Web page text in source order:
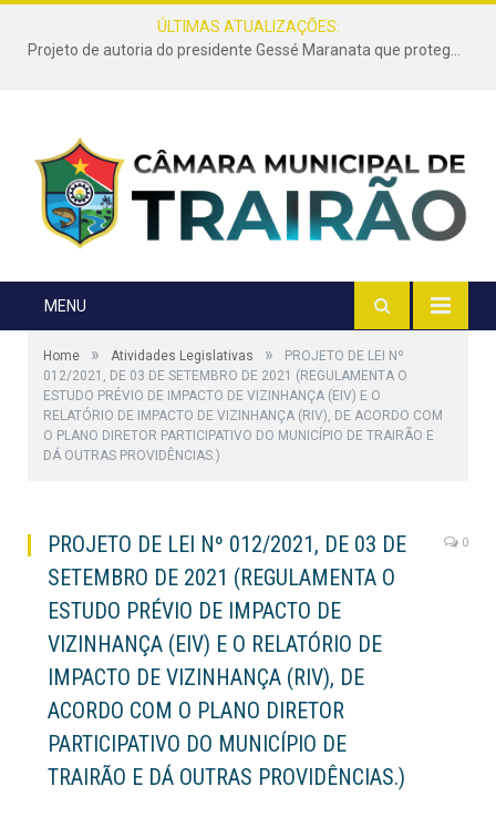
ÚLTIMAS ATUALIZAÇÕES:
Projeto de autoria do presidente Gessé Maranata que protege as estradas vicinais de Trairão é transformado em lei
MENU
Home » Atividades Legislativas »
PROJETO DE LEI Nº
012/2021, DE 03 DE SETEMBRO DE 2021 (REGULAMENTA O
ESTUDO PRÉVIO DE IMPACTO DE VIZINHANÇA (EIV) E O
RELATÓRIO DE IMPACTO DE VIZINHANÇA (RIV), DE ACORDO COM
O PLANO DIRETOR PARTICIPATIVO DO MUNICÍPIO DE TRAIRÃO E
DÁ OUTRAS PROVIDÊNCIAS.)
PROJETO DE LEI Nº 012/2021, DE 03 DE
SETEMBRO DE 2021 (REGULAMENTA O
ESTUDO PRÉVIO DE IMPACTO DE
VIZINHANÇA (EIV) E O RELATÓRIO DE
IMPACTO DE VIZINHANÇA (RIV), DE
ACORDO COM O PLANO DIRETOR
PARTICIPATIVO DO MUNICÍPIO DE
TRAIRÃO E DÁ OUTRAS PROVIDÊNCIAS.)
0